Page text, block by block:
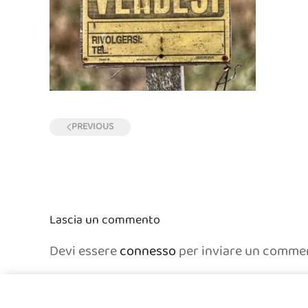
PREVIOUS
Lascia un commento
Devi essereconnessoper inviare un